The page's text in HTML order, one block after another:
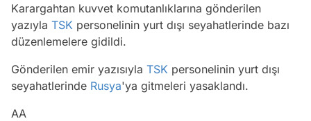
Karargahtan kuvvet komutanlıklarına gönderilen
yazıyla TSK personelinin yurt dışı seyahatlerinde bazı
düzenlemelere gidildi.
Gönderilen emir yazısıyla TSK personelinin yurt dışı
seyahatlerinde Rusya'ya gitmeleri yasaklandı.
AA